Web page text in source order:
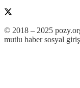
© 2018 – 2025
mutlu haber sosyal